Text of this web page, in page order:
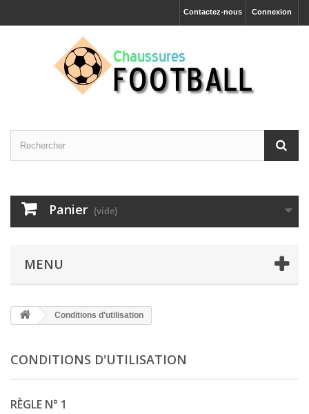
Connexion
Contactez-nous
Panier (vide)
MENU
Conditions d'utilisation
CONDITIONS D'UTILISATION
RÈGLE N° 1